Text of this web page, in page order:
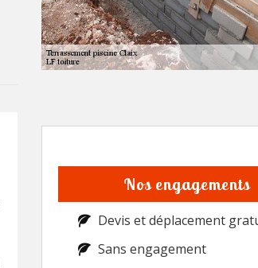
Nos engagements
Devis et déplacement
Sans engagement